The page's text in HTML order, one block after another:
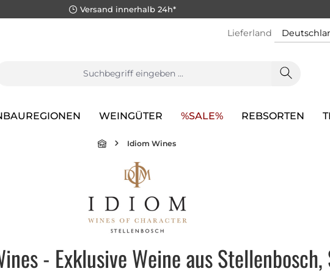
Versand innerhalb 24h*
Lieferland
WEINGÜTER %SALE% REBSORTEN
Idiom Wines
- Exklusive Weine aus